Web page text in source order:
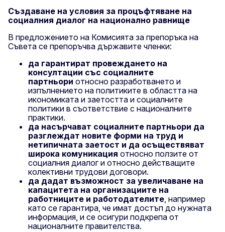
Създаване на условия за процъфтяване на
социалния диалог на национално равнище
В предложението на Комисията за препоръка на
Съвета се препоръчва държавите членки:
да гарантират провеждането на
консултации със социалните
партньори относно разработването и
изпълнението на политиките в областта на
икономиката и заетостта и социалните
политики в съответствие с националните
практики.
да насърчават социалните партньори да
разглеждат новите форми на труд и
нетипичната заетост и да осъществяват
широка комуникация относно ползите от
социалния диалог и относно действащите
колективни трудови договори.
да дадат възможност за увеличаване на
капацитета на организациите на
работниците и работодателите, например
като се гарантира, че имат достъп до нужната
информация, и се осигури подкрепа от
националните правителства.